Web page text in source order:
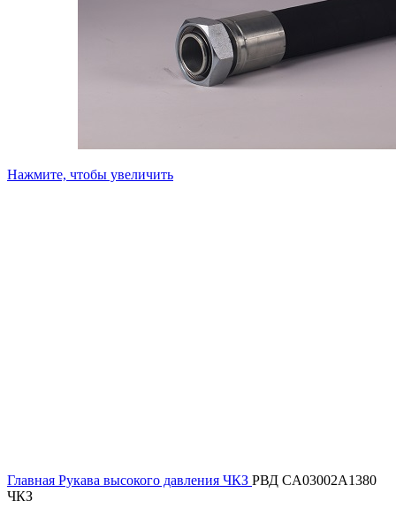
Нажмите, чтобы увеличить
Главная Рукава высокого давления ЧКЗ РВД CA03002A1380
ЧКЗ